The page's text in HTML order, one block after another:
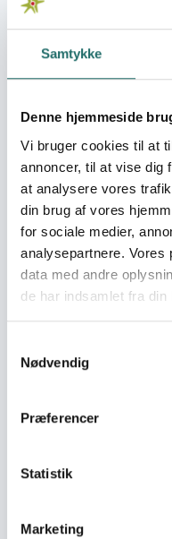
Samtykke
Denne hjemmeside
Vi bruger cookies til at
annoncer, til at vise dig
at analysere vores
din brug af vores
for sociale medier,
analysepartnere. Vores
data med andre
de har indsamlet fra
Nødvendig
Præferencer
Statistik
Marketing
Overall targets
Højnet
'- Mindst 100 PSA
fungerende PSA
lokalsamfundets
uddannede, der vil
udvidelse af projektet i
Target groups
'- Primære: tutorerne
studerende (mindst
af lokalsamfundet i de
lokalbefolkningen i de
unge)
Projektet "Preparation
østlige Cameroun.
lokalsamfund adgang
handlingsorienteret